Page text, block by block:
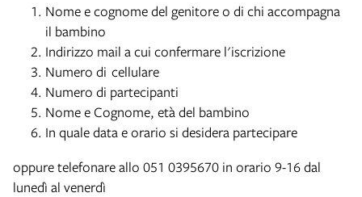
Nome e cognome del genitore o di chi accompagna
il bambino
Indirizzo mail a cui confermare l'iscrizione
Numero di cellulare
Numero di partecipanti
Nome e Cognome, età del bambino
In quale data e orario si desidera partecipare
oppure telefonare allo 051 0395670 in orario 9-16 dal
lunedì al venerdì